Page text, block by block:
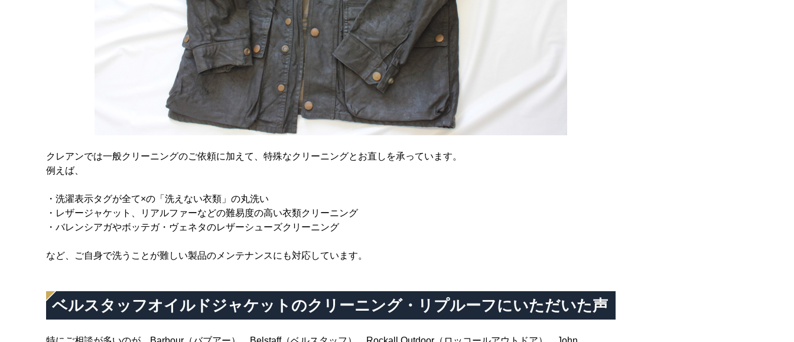
クレアンでは一般クリーニングのご依頼に加えて、特殊なクリーニングとお直しを承っています。
例えば、
・洗濯表示タグが全て×の「洗えない衣類」の丸洗い
・レザージャケット、リアルファーなどの難易度の高い衣類クリーニング
・バレンシアガやボッテガ・ヴェネタのレザーシューズクリーニング
など、ご自身で洗うことが難しい製品のメンテナンスにも対応しています。
ベルスタッフオイルドジャケットのクリーニング・リプルーフにいただいた声